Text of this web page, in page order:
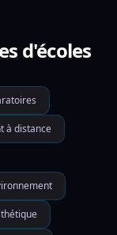
d'écoles
à distance